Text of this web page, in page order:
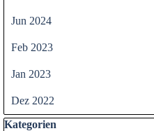
Jun 2024
Feb 2023
Jan 2023
Dez 2022
Block überspringen Kategorien
Kategorien